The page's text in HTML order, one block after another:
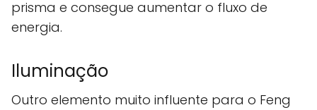
prisma e consegue aumentar o fluxo de
energia.
Iluminação
Outro elemento muito influente para o Feng